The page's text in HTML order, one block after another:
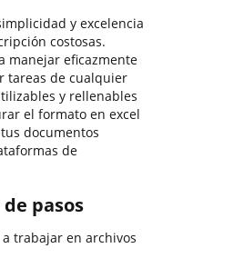
y excelencia
costosas.
manejar eficazmente
tareas de cualquier
y rellenables
el formato en excel
documentos
de
pasos
trabajar en archivos